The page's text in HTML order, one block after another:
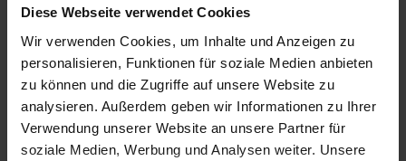
Diese Webseite verwendet Cookies
Wir verwenden Cookies, um Inhalte und Anzeigen zu
personalisieren, Funktionen für soziale Medien anbieten
zu können und die Zugriffe auf unsere Website zu
analysieren. Außerdem geben wir Informationen zu Ihrer
Verwendung unserer Website an unsere Partner für
soziale Medien, Werbung und Analysen weiter. Unsere
Geländersystem VisioNeo Sun
Weitere Informationen zu
Ausstattungsextras Fenster-Markisen
Weitere Informationen zu Stoffqualitäten